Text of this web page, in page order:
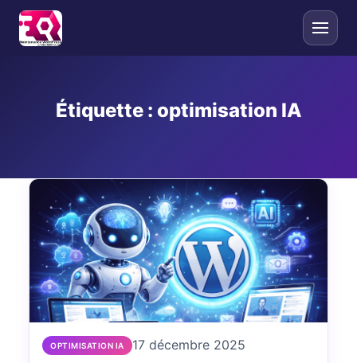
Étiquette : optimisation IA
OPTIMISATION IA 17 décembre 2025